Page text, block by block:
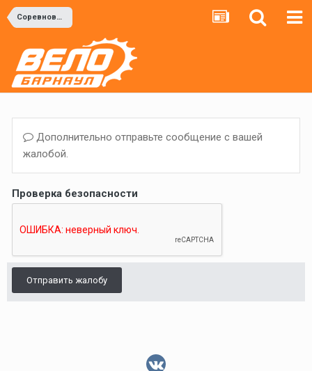
Соревнования
Дополнительно отправьте сообщение с вашей
жалобой.
Проверка безопасности
Отправить жалобу